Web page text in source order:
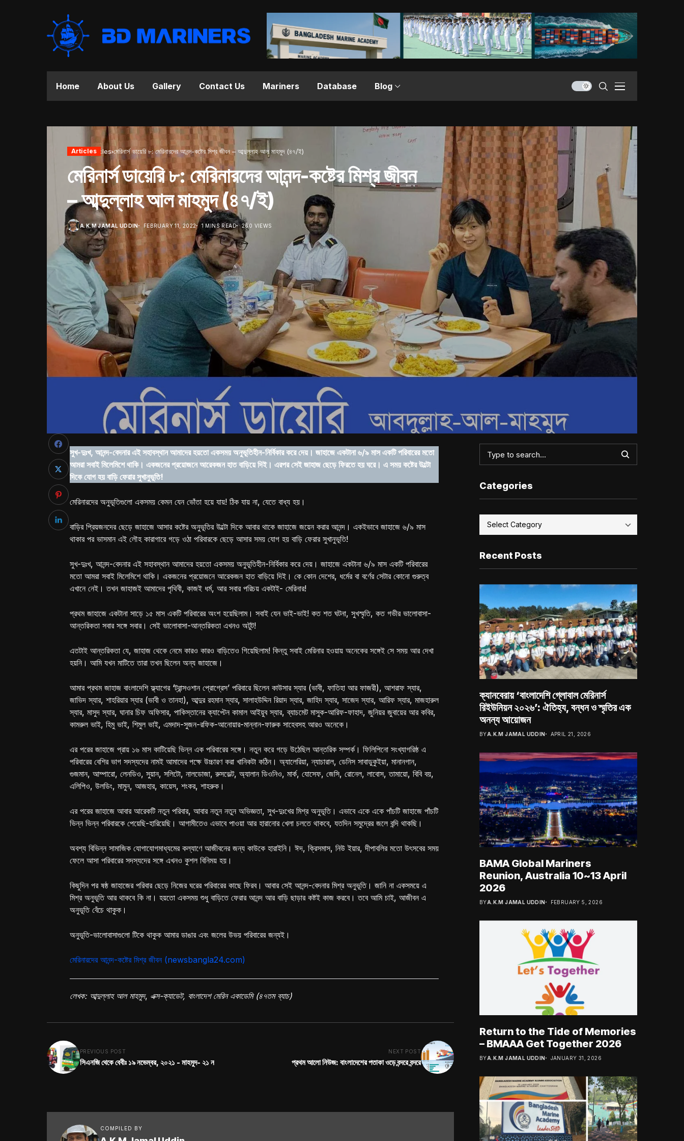
Home About Us Gallery Contact Us Mariners Database Blog
Home Articles মেরিনার্স ডায়েরি ৮: মেরিনারদের আনন্দ-কষ্টের মিশ্র জীবন – আব্দুল্লাহ আল মাহমুদ (৪৭/ই)
Articles
মেরিনার্স ডায়েরি ৮: মেরিনারদের আনন্দ-কষ্টের মিশ্র জীবন
– আব্দুল্লাহ আল মাহমুদ (৪৭/ই)
A.K.M JAMAL UDDIN FEBRUARY 11, 2022 1 MINS READ 260 VIEWS
সুখ-দুঃখ, আনন্দ-বেদনার এই সহাবস্থান আমাদের হয়তো একসময় অনুভূতিহীন-নির্বিকার করে দেয়। জাহাজে একটানা ৬/৯ মাস একটি পরিবারের মতো
আমরা সবাই মিলেমিশে থাকি। একজনের প্রয়োজনে আরেকজন হাত বাড়িয়ে দিই। এরপর সেই জাহাজ ছেড়ে ফিরতে হয় ঘরে। এ সময় কষ্টের উল্টো
দিকে যোগ হয় বাড়ি ফেরার সুখানুভূতি!
মেরিনারদের অনুভূতিগুলো একসময় কেমন যেন ভোঁতা হয়ে যায়! ঠিক যায় না, যেতে বাধ্য হয়।
বাড়ির প্রিয়জনদের ছেড়ে জাহাজে আসার কষ্টের অনুভূতির উল্টো দিকে আবার থাকে জাহাজে জয়েন করার আনন্দ। একইভাবে জাহাজে ৬/৯ মাস
থাকার পর ভাসমান এই লৌহ কারাগারে গড়ে ওঠা পরিবারকে ছেড়ে আসার সময় যোগ হয় বাড়ি ফেরার সুখানুভূতি!
সুখ-দুঃখ, আনন্দ-বেদনার এই সহাবস্থান আমাদের হয়তো একসময় অনুভূতিহীন-নির্বিকার করে দেয়। জাহাজে একটানা ৬/৯ মাস একটি পরিবারের
মতো আমরা সবাই মিলেমিশে থাকি। একজনের প্রয়োজনে আরেকজন হাত বাড়িয়ে দিই। কে কোন দেশের, ধর্মের বা বর্ণের সেটার কোনো গুরুত্ব
এখানে নেই। তখন জাহাজই আমাদের পৃথিবী, কাজই ধর্ম, আর সবার পরিচয় একটাই- মেরিনার!
প্রথম জাহাজে একটানা সাড়ে ১৫ মাস একটি পরিবারের অংশ হয়েছিলাম। সবাই যেন ভাই-ভাই! কত শত ঘটনা, সুখস্মৃতি, কত গভীর ভালোবাসা-
আন্তরিকতা সবার সঙ্গে সবার। সেই ভালোবাসা-আন্তরিকতা এখনও অটুট!
এতটাই আন্তরিকতা যে, জাহাজ থেকে নেমে কারও কারও বাড়িতেও গিয়েছিলাম! কিন্তু সবাই মেরিনার হওয়ায় অনেকের সঙ্গেই সে সময় আর দেখা
হয়নি। আমি যখন মাটিতে তারা তখন ছিলেন অন্য জাহাজে।
আমার প্রথম জাহাজ বাংলাদেশি ফ্ল্যাগের ‘ট্রান্সওশান প্রোগ্রেস’ পরিবারে ছিলেন কাউসার স্যার (ভাবী, ফাতিহা আর ফাজরী), আশরাফ স্যার,
জাভিদ স্যার, শাহরিয়ার স্যার (ভাবী ও তানহা), আব্দুর রহমান স্যার, সালাহউদ্দিন রিয়াদ স্যার, জাহিদ স্যার, সাজেদ স্যার, আরিফ স্যার, মাজহারুল
স্যার, মাসুদ স্যার, ঘানার চিফ অফিসার, পাকিস্তানের ক্যাপ্টেন কামাল আইয়ুব স্যার, ব্যাচমেট মাসুক-আরিফ-ফাহাদ, জুনিয়র জুবায়ের আর কবির,
কামরুল ভাই, হিমু ভাই, শিমুল ভাই, এমদাদ-সুজন-রফিক-আনোয়ার-মান্নান-ফারুক সাহেবসহ আরও অনেকে।
এর পরের জাহাজে প্রায় ১৬ মাস কাটিয়েছি ভিন্ন এক পরিবারের সঙ্গে। নতুন করে গড়ে উঠেছিল আন্তরিক সম্পর্ক। ফিলিপিনো সংখ্যাগরিষ্ঠ এ
পরিবারের বেশির ভাগ সদস্যদের নামই আমাদের পক্ষে উচ্চারণ করা খানিকটা কঠিন। অ্যালেরিয়া, ন্যাচারাল, ডেনিস সাবাডুকুইয়া, মানানগান,
গুজমান, আম্পারো, লেনডিও, সুয়ান, সলিটো, নালডোজা, রুসভেল্ট, অ্যালান ডিওনিও, মার্ক, যোসেফ, জেসি, রোনেল, লাবোস, তামায়ো, বিবি বয়,
এলিপিও, উলডিং, মামুন, আজহার, কায়েস, শংকর, শাহরুক।
এর পরের জাহাজে আবার আরেকটি নতুন পরিবার, আবার নতুন নতুন অভিজ্ঞতা, সুখ-দুঃখের মিশ্র অনুভূতি। এভাবে একে একে পাঁচটি জাহাজে পাঁচটি
ভিন্ন ভিন্ন পরিবারকে পেয়েছি-হারিয়েছি। আগামীতেও এভাবে পাওয়া আর হারানোর খেলা চলতে থাকবে, যতদিন সমুদ্রের জলে বন্দি থাকছি।
অবশ্য বিভিন্ন সামাজিক যোগাযোগমাধ্যমের কল্যাণে আজীবনের জন্য কাউকে হারাইনি। ঈদ, ক্রিসমাস, নিউ ইয়ার, দীপাবলির মতো উৎসবের সময়
ফেলে আসা পরিবারের সদস্যদের সঙ্গে এখনও কুশল বিনিময় হয়।
কিছুদিন পর ষষ্ঠ জাহাজের পরিবার ছেড়ে নিজের ঘরের পরিবারের কাছে ফিরব। আবার সেই আনন্দ-বেদনার মিশ্র অনুভূতি। জানি না একসময়ে এ
মিশ্র অনুভূতি আর থাকবে কি না। হয়তো একসময় শুধু বাড়িতে ফেরার আনন্দ আর বাড়ি ছাড়ার কষ্টই কাজ করবে। তবে আমি চাই, আজীবন এ
অনুভূতি বেঁচে থাকুক।
অনুভূতি-ভালোবাসাগুলো টিকে থাকুক আমার ডাঙার এবং জলের উভয় পরিবারের জন্যই।
মেরিনারদের আনন্দ-কষ্টের মিশ্র জীবন (newsbangla24.com)
লেখক: আব্দুল্লাহ আল মাহমুদ, এক্স-ক্যাডেট, বাংলাদেশ মেরিন একাডেমি (৪৭তম ব্যাচ)
PREVIOUS POST
সিএনজি থেকে বেবীঃ ১৯ নভেম্বর, ২০২১ - মাহমুদ- ২১ ন
NEXT POST
প্রথম আলো নিউজ: বাংলাদেশের পতাকা ওড়ে বন্দরে বন্দরে
COMPILED BY
Categories
Recent Posts
ক্যানবেরায় ‘বাংলাদেশি গ্লোবাল মেরিনার্স
রিইউনিয়ন ২০২৬’: ঐতিহ্য, বন্ধন ও স্মৃতির এক
অনন্য আয়োজন
BYA.K.M JAMAL UDDIN APRIL 21, 2026
BAMA Global Mariners
Reunion, Australia 10~13 April
2026
BYA.K.M JAMAL UDDIN FEBRUARY 5, 2026
Return to the Tide of Memories
– BMAAA Get Together 2026
BYA.K.M JAMAL UDDIN JANUARY 31, 2026